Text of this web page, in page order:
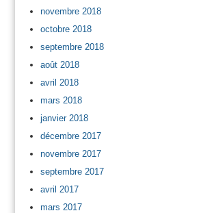
novembre 2018
octobre 2018
septembre 2018
août 2018
avril 2018
mars 2018
janvier 2018
décembre 2017
novembre 2017
septembre 2017
avril 2017
mars 2017